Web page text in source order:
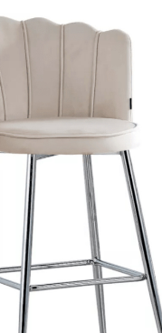
ESC to close